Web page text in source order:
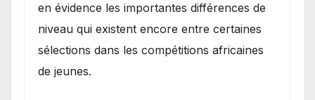
en évidence les importantes différences de
niveau qui existent encore entre certaines
sélections dans les compétitions africaines
de jeunes.